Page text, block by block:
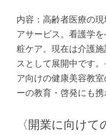
内容：高齢者医療の
アサービス。看護学
粧ケア。現在は介護
スとして展開中です
ア向けの健康美容教
ーの教育・啓発にも携
〈開業に向けて